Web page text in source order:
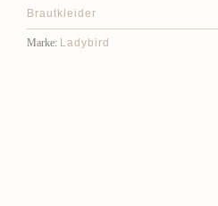
Brautkleider
Marke: Ladybird